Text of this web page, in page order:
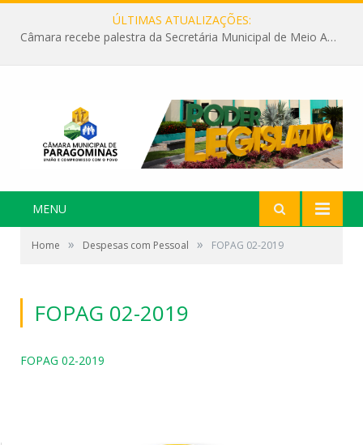
ÚLTIMAS ATUALIZAÇÕES:
Câmara recebe palestra da Secretária Municipal de Meio Ambiente sobre as ações da “SEMANA DO MEIO AMBIENTE”
MENU
Home » Despesas com Pessoal » FOPAG 02-2019
FOPAG 02-2019
FOPAG 02-2019